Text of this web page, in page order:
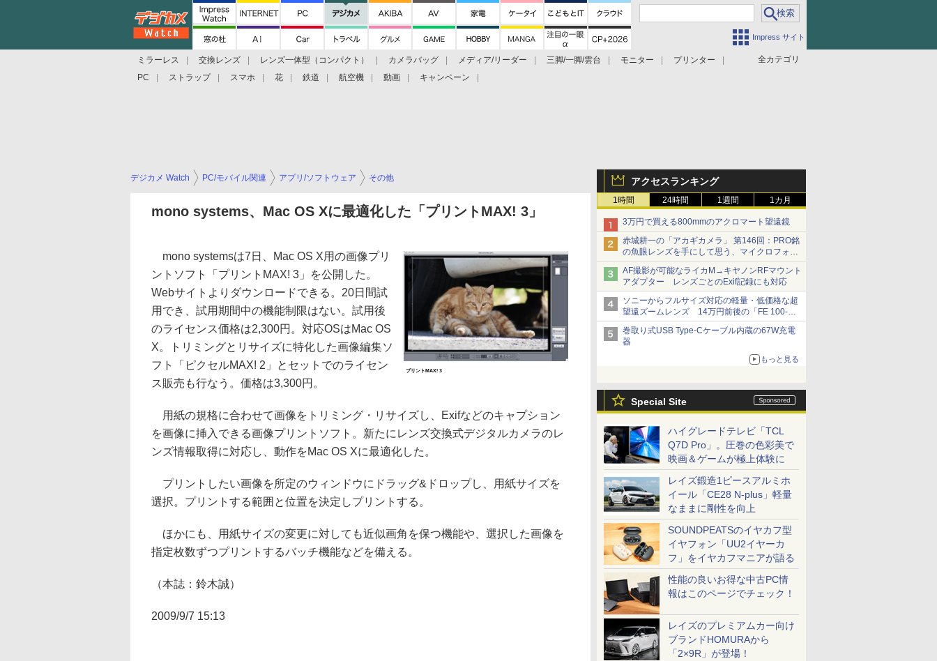
Impress サイト
全カテゴリ
ミラーレス 交換レンズ レンズ一体型（コンパクト） カメラバッグ メディア/リーダー 三脚/一脚/雲台 モニター
プリンター
PC
ストラップ スマホ 花 鉄道 航空機 動画 キャンペーン
アクセスランキング
1時間 24時間 1週間 1カ月
3万円で買える800mmのアクロマート望遠鏡
赤城耕一の「アカギカメラ」 第146回：PRO銘
の魚眼レンズを手にして思う、マイクロフォー
サーズへの期待と可能性
AF撮影が可能なライカM→キヤノンRFマウント
アダプター レンズごとのExif記録にも対応
ソニーからフルサイズ対応の軽量・低価格な超
望遠ズームレンズ 14万円前後の「FE 100-
400mm F5.6-8 OSS」
巻取り式USB Type-Cケーブル内蔵の67W充電
器
もっと見る
Special Site
ハイグレードテレビ「TCL
Q7D Pro」。圧巻の色彩美で
映画＆ゲームが極上体験に
レイズ鍛造1ピースアルミホ
イール「CE28 N-plus」軽量
なままに剛性を向上
SOUNDPEATSのイヤカフ型
イヤフォン「UU2イヤーカ
フ」をイヤカフマニアが語る
性能の良いお得な中古PC情
報はこのページでチェック！
レイズのプレミアムカー向け
ブランドHOMURAから
「2×9R」が登場！
デジカメ Watch PC/モバイル関連 アプリ/ソフトウェア その他
mono systems、Mac OS Xに最適化した「プリントMAX! 3」
プリントMAX! 3
mono systemsは7日、Mac OS X用の画像プリ
ントソフト「プリントMAX! 3」を公開した。
Webサイトよりダウンロードできる。20日間試
用でき、試用期間中の機能制限はない。試用後
のライセンス価格は2,300円。対応OSはMac OS
X。トリミングとリサイズに特化した画像編集ソ
フト「ピクセルMAX! 2」とセットでのライセン
ス販売も行なう。価格は3,300円。
用紙の規格に合わせて画像をトリミング・リサイズし、Exifなどのキャプション
を画像に挿入できる画像プリントソフト。新たにレンズ交換式デジタルカメラのレ
ンズ情報取得に対応し、動作をMac OS Xに最適化した。
プリントしたい画像を所定のウィンドウにドラッグ&ドロップし、用紙サイズを
選択。プリントする範囲と位置を決定しプリントする。
ほかにも、用紙サイズの変更に対しても近似画角を保つ機能や、選択した画像を
指定枚数ずつプリントするバッチ機能などを備える。
（本誌：鈴木誠）
2009/9/7 15:13